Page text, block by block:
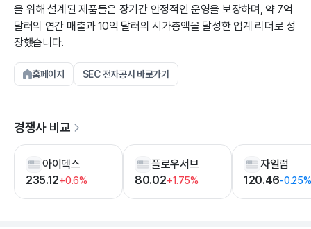
을 위해 설계된 제품들은 장기간 안정적인 운영을 보장하며, 약 7억
달러의 연간 매출과 10억 달러의 시가총액을 달성한 업계 리더로 성
장했습니다.
홈페이지 SEC 전자공시 바로가기
경쟁사 비교
아이덱스
235.12+0.6%
플로우서브
80.02+1.75%
자일럼
120.46-0.25%